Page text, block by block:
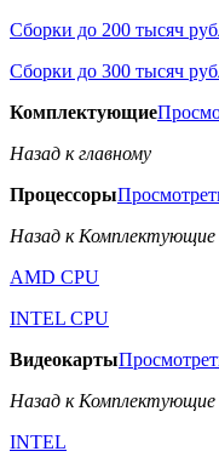
Сборки до 200 тысяч
Сборки до 300 тысяч
Комплектующие
Назад к главному
Процессоры
Назад к Комплектующие
AMD CPU
INTEL CPU
Видеокарты
Назад к Комплектующие
INTEL